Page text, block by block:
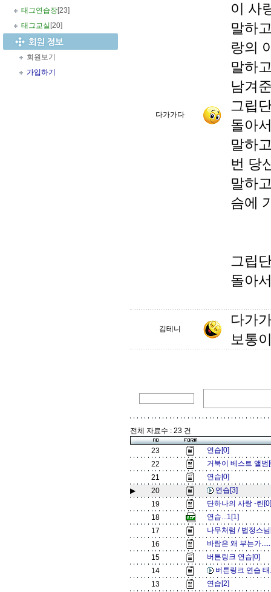
태그연습장[23]
태그교실 [20]
회원보기
가입하기
다가가다
이 사
말하
랑의
말하
남겨
그립
돌아
말하
번 당
말하
슴에
그립
돌아
김테니
다가
보통
전체 자료수 : 23 건
23
연습[0]
22
거북이 베스트 앨
21
연습[0]
▶
20
연습[3]
19
단하나의 사랑 -린
18
연습...1[1]
17
나무처럼 / 법정스
16
바람은 왜 부는가
15
버튼링크 연습[0]
14
버튼링크 연습
13
연습[2]